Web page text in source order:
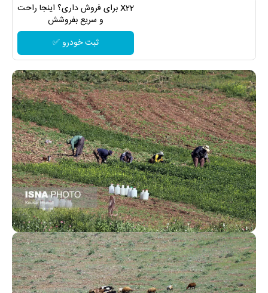
X22 برای فروش داری؟ اینجا راحت
و سریع بفروشش
ثبت خودرو ✅